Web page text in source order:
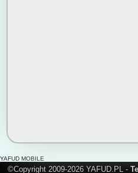
YAFUD MOBILE
©Copyright 2009-2026 YAFUD.PL -